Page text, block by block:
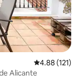
Calificación
4.88 (121)
Alicante